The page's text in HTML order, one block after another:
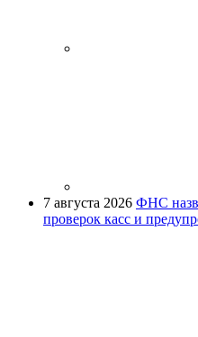
7 августа 2026 ФНС
проверок касс и